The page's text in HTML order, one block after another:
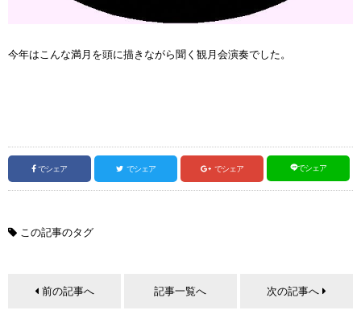
今年はこんな満月を頭に描きながら聞く観月会演奏でした。
でシェア でシェア でシェア でシェア
この記事のタグ
前の記事へ 記事一覧へ 次の記事へ